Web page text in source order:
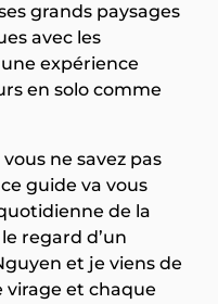
grands paysages
avec les
expérience
en solo comme
ne savez pas
guide va vous
de la
regard d’un
et je viens de
virage et chaque